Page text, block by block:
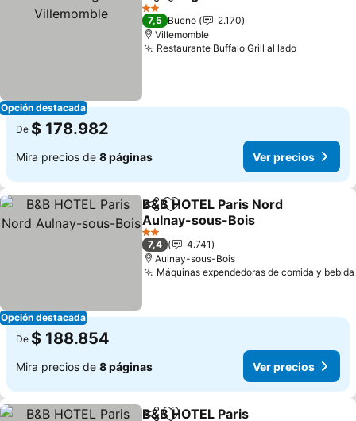
Opción destacada
2 Estrellas
7,5 Bueno
2.170
Villemomble
Restaurante Buffalo Grill al ladoVer
De $ 178.982
Mira precios de 8 páginas Ver precios
Opción destacada
CompartirAgregar a favoritos
B&B HOTEL Paris Nord
Aulnay-sous-Bois
Ver precios
2 Estrellas
7,4
4.741
Aulnay-sous-Bois
Máquinas expendedoras de comida y bebida
De $ 188.854
Mira precios de 8 páginas Ver precios
B&B HOTEL Paris